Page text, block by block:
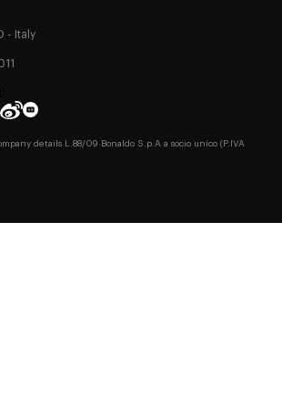
- Italy
details L.88/09 Bonaldo S.p.A a socio unico (P.IVA